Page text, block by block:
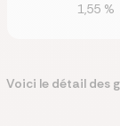
1,55 %
Voici le détail des